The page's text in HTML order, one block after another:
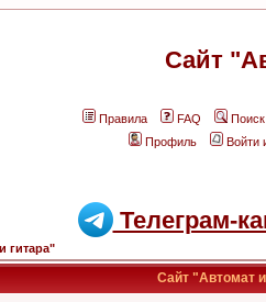
Сайт
Правила FAQ
Поиск
Профиль
Войти
Телеграм-
гитара"
Сайт "Автомат и